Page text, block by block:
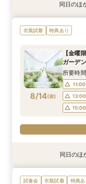
衣装試着 特典
8/13(木)
【家族
プラン
13:00
特典あり
8/13(木)
【ペッ
ペット婚
15:00
衣装試着 特典
8/13(木)
マイナ
フェア
13:30
8/13(木)
【短時
会場見
13:00
同日のほ
衣装試着 特典あり
8/14(金)
【金曜
ガーデ
所要時
衣装試着 特典
【憧れ
衣装試着 特典
【家族
特典あり
【ペッ
衣装試着 特典
マイナ
【短時
同日のほ
試食会 衣装試着 特典あ